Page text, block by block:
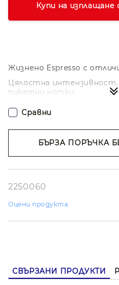
Жизнено Espresso с
Цялостна
пикатни нотки.
Подходящо да бъде
Espresso, Cappuccino, Latte
Купи на изплащане
БЪРЗА ПОРЪЧКА
Съгласен съм с
2250060
Оцени продукта
Сравни
СВЪРЗАНИ ПРОДУКТИ